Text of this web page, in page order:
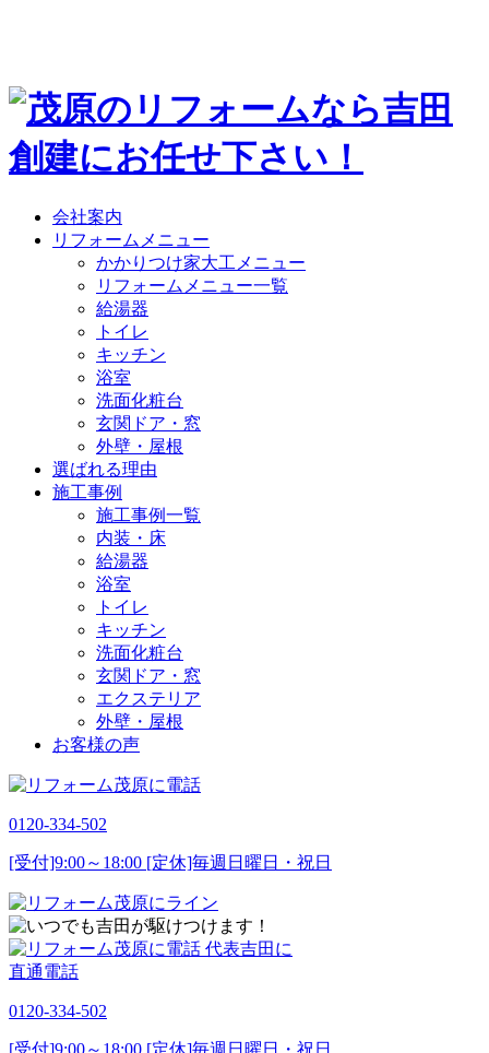
会社案内
リフォームメニュー
かかりつけ家大工メニュー
リフォームメニュー一覧
給湯器
トイレ
キッチン
浴室
洗面化粧台
玄関ドア・窓
外壁・屋根
選ばれる理由
施工事例
施工事例一覧
内装・床
給湯器
浴室
トイレ
キッチン
洗面化粧台
玄関ドア・窓
エクステリア
外壁・屋根
お客様の声
0120-334-502
[受付]9:00～18:00 [定休]毎週日曜日・祝日
代表吉田に
直通電話
0120-334-502
[受付]9:00～18:00 [定休]毎週日曜日・祝日